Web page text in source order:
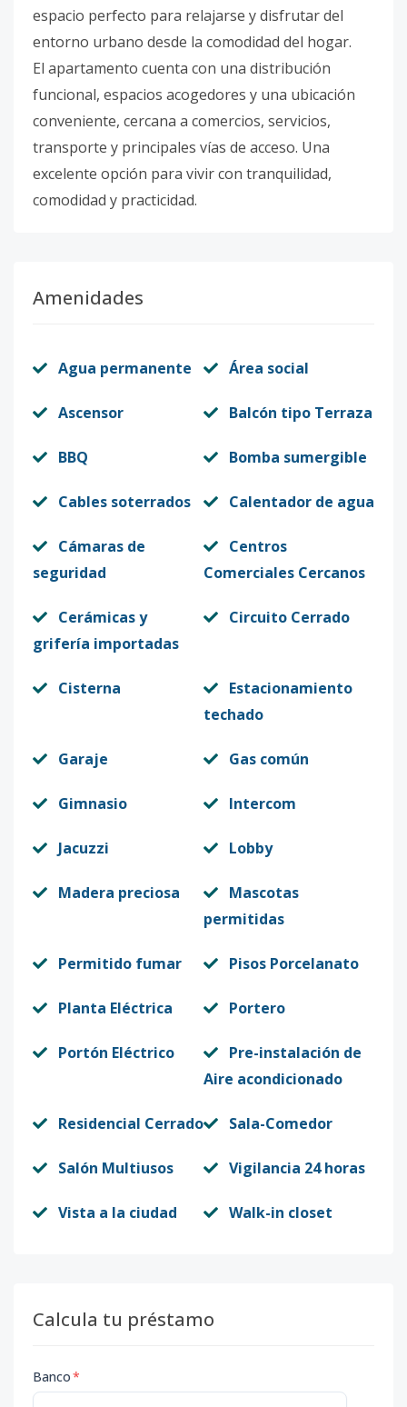
espacio perfecto para relajarse y disfrutar del
entorno urbano desde la comodidad del hogar.
El apartamento cuenta con una distribución
funcional, espacios acogedores y una ubicación
conveniente, cercana a comercios, servicios,
transporte y principales vías de acceso. Una
excelente opción para vivir con tranquilidad,
comodidad y practicidad.
Amenidades
Agua permanente Área social
Ascensor Balcón tipo Terraza
BBQ Bomba sumergible
Cables soterrados Calentador de agua
Cámaras de
seguridad
Centros
Comerciales Cercanos
Cerámicas y
grifería importadas
Circuito Cerrado
Cisterna
Estacionamiento
techado
Garaje Gas común
Gimnasio Intercom
Jacuzzi Lobby
Madera preciosa
Mascotas
permitidas
Permitido fumar Pisos Porcelanato
Planta Eléctrica Portero
Portón Eléctrico
Pre-instalación de
Aire acondicionado
Residencial Cerrado Sala-Comedor
Salón Multiusos Vigilancia 24 horas
Vista a la ciudad Walk-in closet
Calcula tu préstamo
Banco*